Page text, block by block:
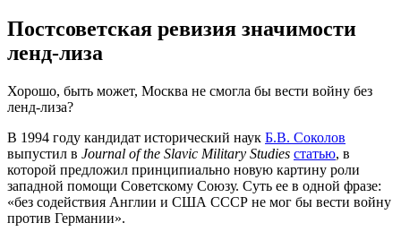
Постсоветская ревизия значимости
ленд-лиза
Хорошо, быть может, Москва не смогла бы вести войну без
ленд-лиза?
В 1994 году кандидат исторический наук Б.В. Соколов
выпустил в Journal of the Slavic Military Studies статью, в
которой предложил принципиально новую картину роли
западной помощи Советскому Союзу. Суть ее в одной фразе:
«без содействия Англии и США СССР не мог бы вести войну
против Германии».